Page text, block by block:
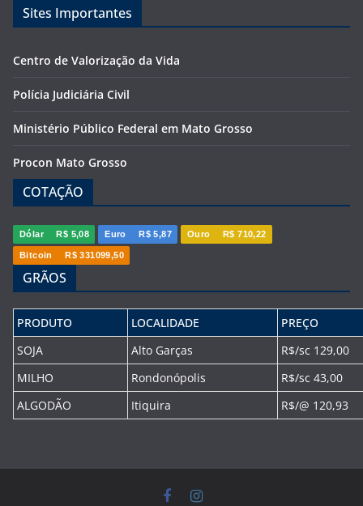
Sites Importantes
Centro de Valorização da Vida
Polícia Judiciária Civil
Ministério Público Federal em Mato Grosso
Procon Mato Grosso
COTAÇÃO
Dólar R$ 5,08 Euro R$ 5,87 Ouro R$ 710,22
Bitcoin R$ 331099,50
GRÃOS
PRODUTO LOCALIDADE
PREÇO
SOJA
Alto Garças
R$/sc 129,00
MILHO
Rondonópolis
R$/sc 43,00
ALGODÃO
Itiquira R$/@ 120,93